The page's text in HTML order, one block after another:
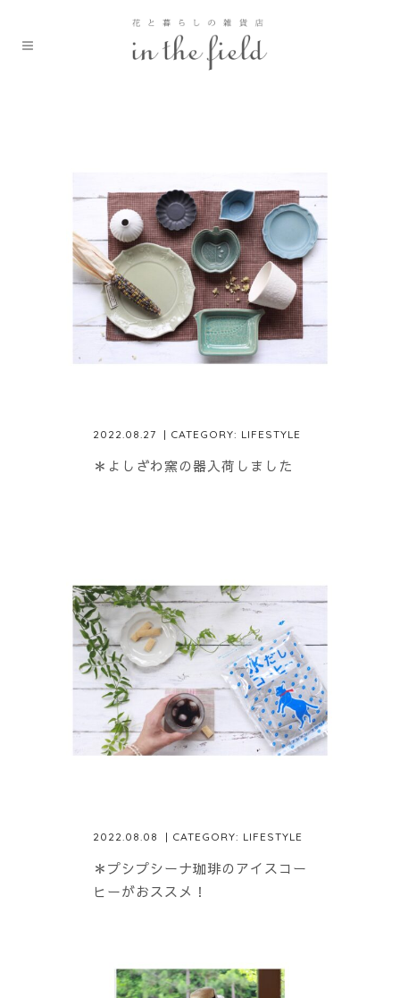
2022.08.27 | CATEGORY: LIFESTYLE
＊よしざわ窯の器入荷しました
2022.08.08 | CATEGORY: LIFESTYLE
＊プシプシーナ珈琲のアイスコー
ヒーがおススメ！